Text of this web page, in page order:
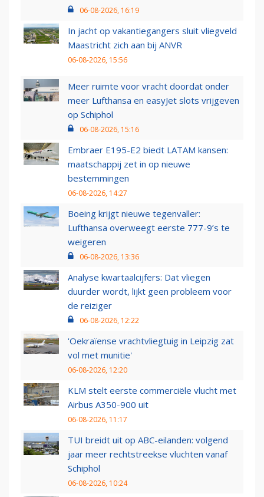
06-08-2026, 16:19
In jacht op vakantiegangers sluit vliegveld
Maastricht zich aan bij ANVR
06-08-2026, 15:56
Meer ruimte voor vracht doordat onder
meer Lufthansa en easyJet slots vrijgeven
op Schiphol
06-08-2026, 15:16
Embraer E195-E2 biedt LATAM kansen:
maatschappij zet in op nieuwe
bestemmingen
06-08-2026, 14:27
Boeing krijgt nieuwe tegenvaller:
Lufthansa overweegt eerste 777-9’s te
weigeren
06-08-2026, 13:36
Analyse kwartaalcijfers: Dat vliegen
duurder wordt, lijkt geen probleem voor
de reiziger
06-08-2026, 12:22
'Oekraïense vrachtvliegtuig in Leipzig zat
vol met munitie'
06-08-2026, 12:20
KLM stelt eerste commerciële vlucht met
Airbus A350-900 uit
06-08-2026, 11:17
TUI breidt uit op ABC-eilanden: volgend
jaar meer rechtstreekse vluchten vanaf
Schiphol
06-08-2026, 10:24